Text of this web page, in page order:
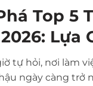
Top 5
Lựa
tự hỏi, nơi làm
ngày càng trở